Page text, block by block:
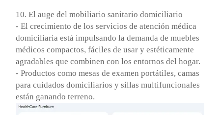
10. El auge del mobiliario sanitario domiciliario
- El crecimiento de los servicios de atención médica
domiciliaria está impulsando la demanda de muebles
médicos compactos, fáciles de usar y estéticamente
agradables que combinen con los entornos del hogar.
- Productos como mesas de examen portátiles, camas
para cuidados domiciliarios y sillas multifuncionales
están ganando terreno.